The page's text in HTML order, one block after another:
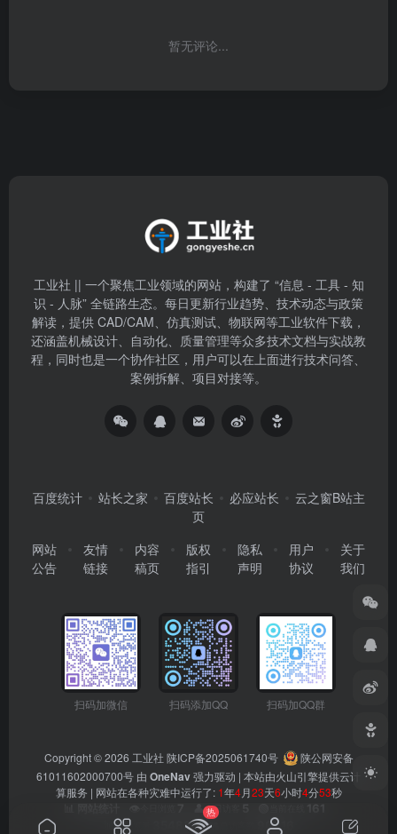
暂无评论...
工业社 || 一个聚焦工业领域的网站，构建了 “信息 - 工具 - 知
识 - 人脉” 全链路生态。每日更新行业趋势、技术动态与政策
解读，提供 CAD/CAM、仿真测试、物联网等工业软件下载，
还涵盖机械设计、自动化、质量管理等众多技术文档与实战教
程，同时也是一个协作社区，用户可以在上面进行技术问答、
案例拆解、项目对接等。
百度统计 站长之家 百度站长 必应站长
云之窗B站主
页
网站
公告
友情
链接
内容
稿页
版权
指引
隐私
声明
用户
协议
关于
我们
扫码加微信 扫码添加QQ 扫码加QQ群
Copyright © 2026 工业社 陕ICP备2025061740号
陕公网安备
61011602000700号 由 OneNav强力驱动 | 本站由火山引擎提供云计
算服务 | 网站在各种灾难中运行了: 1年4月23天6小时4分54秒
👤今日访客
📊总浏览量 354838 👥 90916
热